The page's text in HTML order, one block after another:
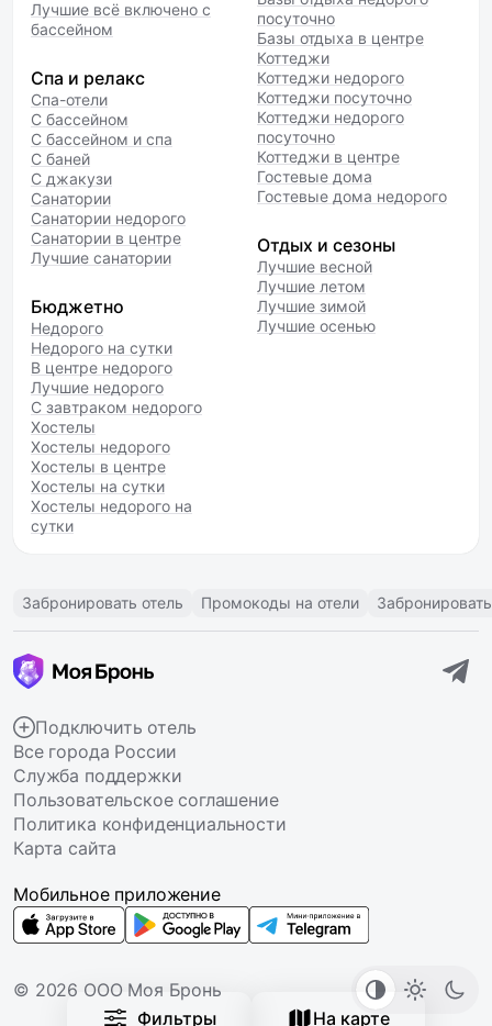
Фильтры На карте
Лучшие всё включено с
бассейном
Спа и релакс
Спа-отели
С бассейном
С бассейном и спа
С баней
С джакузи
Санатории
Санатории недорого
Санатории в центре
Лучшие санатории
Бюджетно
Недорого
Недорого на сутки
В центре недорого
Лучшие недорого
С завтраком недорого
Хостелы
Хостелы недорого
Хостелы в центре
Хостелы на сутки
Хостелы недорого на
сутки
посуточно
Базы отдыха в центре
Коттеджи
Коттеджи недорого
Коттеджи посуточно
Коттеджи недорого
посуточно
Коттеджи в центре
Гостевые дома
Гостевые дома недорого
Отдых и сезоны
Лучшие весной
Лучшие летом
Лучшие зимой
Лучшие осенью
Забронировать отель Промокоды на отели
Подключить отель
Все города России
Служба поддержки
Пользовательское соглашение
Политика конфиденциальности
Карта сайта
© 2026 ООО Моя Бронь
Мобильное приложение